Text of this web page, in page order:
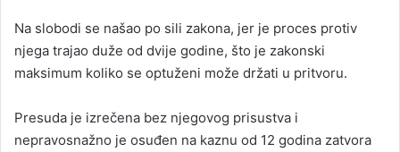
Na slobodi se našao po sili zakona, jer je proces protiv
njega trajao duže od dvije godine, što je zakonski
maksimum koliko se optuženi može držati u pritvoru.
Presuda je izrečena bez njegovog prisustva i
nepravosnažno je osuđen na kaznu od 12 godina zatvora